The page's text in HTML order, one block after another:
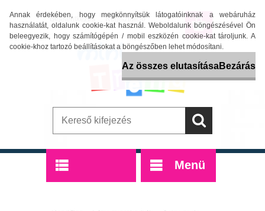
Annak érdekében, hogy megkönnyítsük látogatóinknak a webáruház
használatát, oldalunk cookie-kat használ. Weboldalunk böngészésével Ön
beleegyezik, hogy számítógépén / mobil eszközén cookie-kat tároljunk. A
cookie-khoz tartozó beállításokat a böngészőben lehet módosítani.
Az összes elutasításaBezárás
Bejelentkezés Regisztráció
Menü